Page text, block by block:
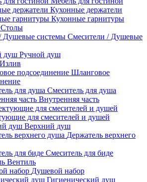
Кухонные держатели
Кухонные гарнитуры
Столы
Смесители / Душевые
Ручной душ
Излив
Шланговое
Смеситель для душа
Внутренняя часть
для смесителей и душей
Верхний душ
Держатель верхнего
Смеситель для биде
Вентиль
Душевой набор
Гигиенический душ